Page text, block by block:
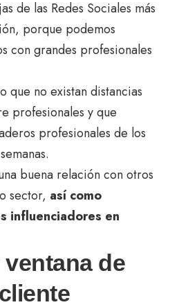
de las Redes Sociales más
porque podemos
con grandes profesionales
que no existan distancias
profesionales y que
profesionales de los
buena relación con otros
sector, así como
influenciadores en
ventana de